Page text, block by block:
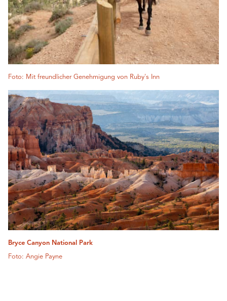
Foto: Mit freundlicher Genehmigung von Ruby's Inn
Bryce Canyon National Park
Foto: Angie Payne